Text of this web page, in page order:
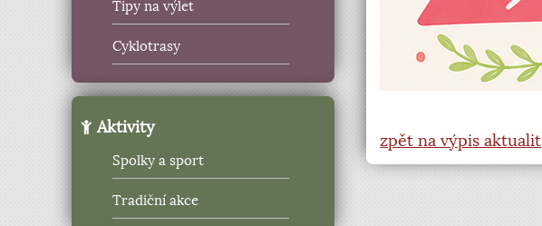
Tipy na výlet
Cyklotrasy
Aktivity
Spolky a sport
Tradiční akce
zpět na výpis aktualit